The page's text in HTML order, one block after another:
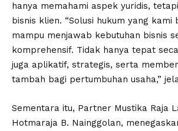
hanya memahami aspek yuridis,
bisnis klien. “Solusi hukum yang kami
mampu menjawab kebutuhan bisnis
komprehensif. Tidak hanya tepat
juga aplikatif, strategis, serta
tambah bagi pertumbuhan usaha,”
Sementara itu, Partner Mustika Raja
Hotmaraja B. Nainggolan,